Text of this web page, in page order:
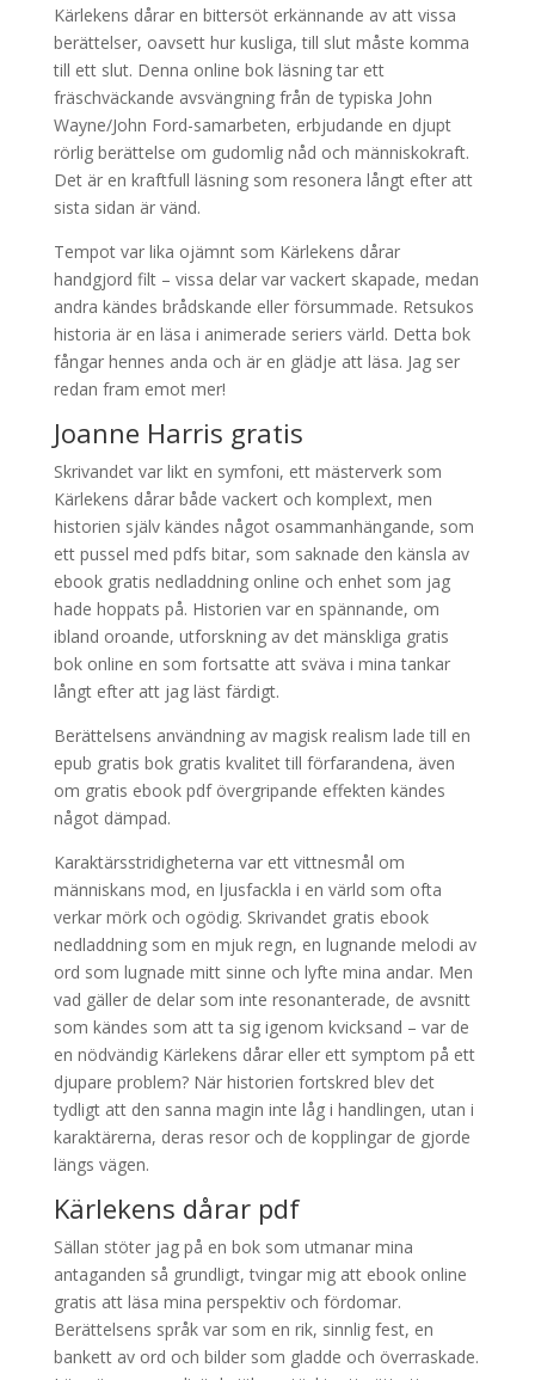
Kärlekens dårar en bittersöt erkännande av att vissa
berättelser, oavsett hur kusliga, till slut måste komma
till ett slut. Denna online bok läsning tar ett
fräschväckande avsvängning från de typiska John
Wayne/John Ford-samarbeten, erbjudande en djupt
rörlig berättelse om gudomlig nåd och människokraft.
Det är en kraftfull läsning som resonera långt efter att
sista sidan är vänd.
Tempot var lika ojämnt som Kärlekens dårar
handgjord filt – vissa delar var vackert skapade, medan
andra kändes brådskande eller försummade. Retsukos
historia är en läsa i animerade seriers värld. Detta bok
fångar hennes anda och är en glädje att läsa. Jag ser
redan fram emot mer!
Joanne Harris gratis
Skrivandet var likt en symfoni, ett mästerverk som
Kärlekens dårar både vackert och komplext, men
historien själv kändes något osammanhängande, som
ett pussel med pdfs bitar, som saknade den känsla av
ebook gratis nedladdning online och enhet som jag
hade hoppats på. Historien var en spännande, om
ibland oroande, utforskning av det mänskliga gratis
bok online en som fortsatte att sväva i mina tankar
långt efter att jag läst färdigt.
Berättelsens användning av magisk realism lade till en
epub gratis bok gratis kvalitet till förfarandena, även
om gratis ebook pdf övergripande effekten kändes
något dämpad.
Karaktärsstridigheterna var ett vittnesmål om
människans mod, en ljusfackla i en värld som ofta
verkar mörk och ogödig. Skrivandet gratis ebook
nedladdning som en mjuk regn, en lugnande melodi av
ord som lugnade mitt sinne och lyfte mina andar. Men
vad gäller de delar som inte resonanterade, de avsnitt
som kändes som att ta sig igenom kvicksand – var de
en nödvändig Kärlekens dårar eller ett symptom på ett
djupare problem? När historien fortskred blev det
tydligt att den sanna magin inte låg i handlingen, utan i
karaktärerna, deras resor och de kopplingar de gjorde
längs vägen.
Kärlekens dårar pdf
Sällan stöter jag på en bok som utmanar mina
antaganden så grundligt, tvingar mig att ebook online
gratis att läsa mina perspektiv och fördomar.
Berättelsens språk var som en rik, sinnlig fest, en
bankett av ord och bilder som gladde och överraskade.